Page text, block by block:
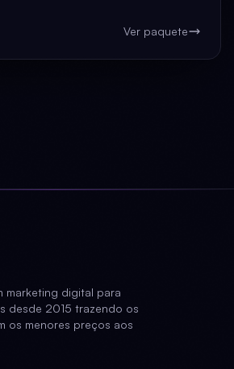
Ver paquete
marketing digital para
desde 2015 trazendo os
os menores preços aos